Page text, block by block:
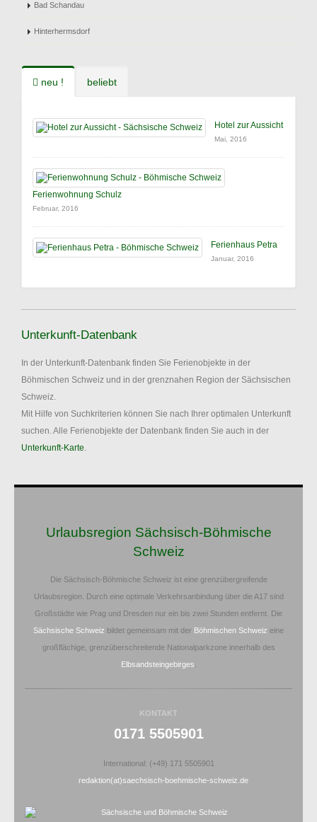
Bad Schandau
Hinterhermsdorf
neu ! beliebt
Hotel zur Aussicht
Mai, 2016
Ferienwohnung Schulz
Februar, 2016
Ferienhaus Petra
Januar, 2016
Unterkunft-Datenbank
In der Unterkunft-Datenbank finden Sie Ferienobjekte in der
Böhmischen Schweiz und in der grenznahen Region der Sächsischen
Schweiz.
Mit Hilfe von Suchkriterien können Sie nach Ihrer optimalen Unterkunft
suchen. Alle Ferienobjekte der Datenbank finden Sie auch in der
Unterkunft-Karte.
Urlaubsregion Sächsisch-Böhmische
Schweiz
Die Sächsisch-Böhmische Schweiz ist eine grenzübergreifende
Urlaubsregion. Durch eine optimale Verkehrsanbindung über die A17 sind
Großstädte wie Prag und Dresden nur ein bis zwei Stunden entfernt. Die
Sächsische Schweiz bildet gemeinsam mit der Böhmischen Schweiz eine
großflächige, grenzüberschreitende Nationalparkzone innerhalb des
Elbsandsteingebirges
KONTAKT
0171 5505901
International: (+49) 171 5505901
redaktion(at)saechsisch-boehmische-schweiz.de